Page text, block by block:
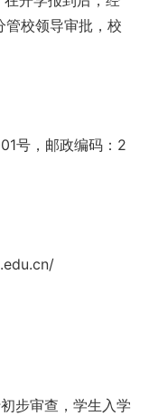
管校领导审批，校
号，邮政编码：2
步审查，学生入学